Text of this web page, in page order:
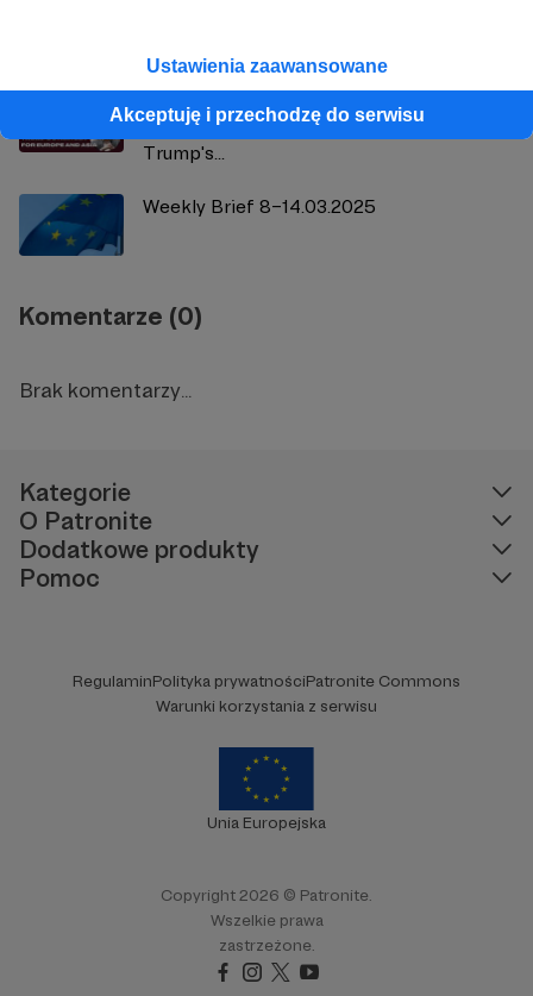
Ustawienia zaawansowane
Akceptuję i przechodzę do serwisu
Albert Świdziński talks to professor Hugh
White on Guam Doctrine Redux. What is
Trump's...
Weekly Brief 8–14.03.2025
Komentarze (0)
Brak komentarzy...
Kategorie
O Patronite
Dodatkowe produkty
Pomoc
RegulaminPolityka prywatnościPatronite Commons
Warunki korzystania z serwisu
Unia Europejska
Copyright 2026 © Patronite.
Wszelkie prawa
zastrzeżone.